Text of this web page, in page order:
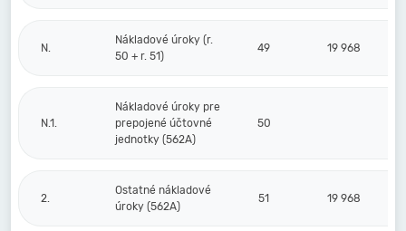
N.
Nákladové úroky (r.
50 + r. 51)
49 19 968
N.1.
Nákladové úroky pre
prepojené účtovné
jednotky (562A)
50
2.
Ostatné nákladové
úroky (562A)
51 19 968